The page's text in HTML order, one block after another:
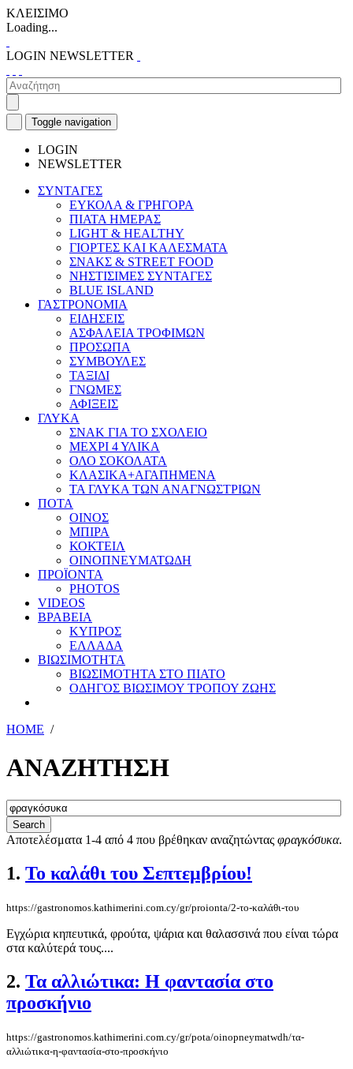
ΚΛΕΙΣΙΜΟ
Loading...
LOGIN NEWSLETTER
Toggle navigation
LOGIN
NEWSLETTER
ΣΥΝΤΑΓΕΣ
ΕΥΚΟΛΑ & ΓΡΗΓΟΡΑ
ΠΙΑΤΑ ΗΜΕΡΑΣ
LIGHT & HEALTHY
ΓΙΟΡΤΕΣ ΚΑΙ ΚΑΛΕΣΜΑΤΑ
ΣΝΑΚΣ & STREET FOOD
ΝΗΣΤΙΣΙΜΕΣ ΣΥΝΤΑΓΕΣ
BLUE ISLAND
ΓΑΣΤΡΟΝΟΜΙΑ
ΕΙΔΗΣΕΙΣ
ΑΣΦΑΛΕΙΑ ΤΡΟΦΙΜΩΝ
ΠΡΟΣΩΠΑ
ΣΥΜΒΟΥΛΕΣ
ΤΑΞΙΔΙ
ΓΝΩΜΕΣ
ΑΦΙΞΕΙΣ
ΓΛΥΚΑ
ΣΝΑΚ ΓΙΑ ΤΟ ΣΧΟΛΕΙΟ
ΜΕΧΡΙ 4 ΥΛΙΚΑ
ΟΛΟ ΣΟΚΟΛΑΤΑ
ΚΛΑΣΙΚΑ+ΑΓΑΠΗΜΕΝΑ
ΤΑ ΓΛΥΚΑ ΤΩΝ ΑΝΑΓΝΩΣΤΡΙΩΝ
ΠΟΤΑ
ΟΙΝΟΣ
ΜΠΙΡΑ
ΚΟΚΤΕΙΛ
ΟΙΝΟΠΝΕΥΜΑΤΩΔΗ
ΠΡΟΪΟΝΤΑ
PHOTOS
VIDEOS
ΒΡΑΒΕΙΑ
ΚΥΠΡΟΣ
ΕΛΛΑΔΑ
ΒΙΩΣΙΜΟΤΗΤΑ
ΒΙΩΣΙΜΟΤΗΤΑ ΣΤΟ ΠΙΑΤΟ
ΟΔΗΓΟΣ ΒΙΩΣΙΜΟΥ ΤΡΟΠΟΥ ΖΩΗΣ
HOME /
ΑΝΑΖΗΤΗΣΗ
Αποτελέσματα 1-4 από 4 που βρέθηκαν αναζητώντας φραγκόσυκα.
1. Το καλάθι του Σεπτεμβρίου!
https://gastronomos.kathimerini.com.cy/gr/proionta/2-το-καλάθι-του
Εγχώρια κηπευτικά, φρούτα, ψάρια και θαλασσινά που είναι τώρα
στα καλύτερά τους....
2. Τα αλλιώτικα: Η φαντασία στο
προσκήνιο
https://gastronomos.kathimerini.com.cy/gr/pota/oinopneymatwdh/τα-
αλλιώτικα-η-φαντασία-στο-προσκήνιο